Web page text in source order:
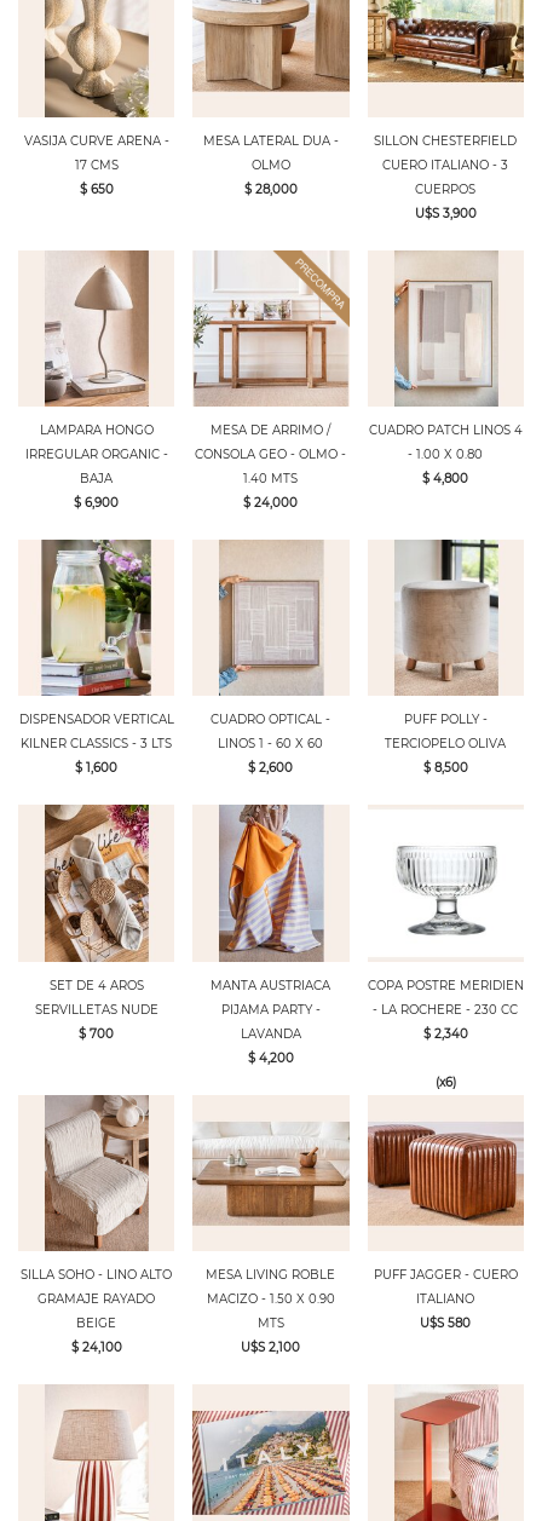
VASIJA CURVE ARENA -
17 CMS
$ 650
MESA LATERAL DUA -
OLMO
$ 28,000
SILLON CHESTERFIELD
CUERO ITALIANO - 3
CUERPOS
U$S 3,900
LAMPARA HONGO
IRREGULAR ORGANIC -
BAJA
$ 6,900
MESA DE ARRIMO /
CONSOLA GEO - OLMO -
1.40 MTS
$ 24,000
CUADRO PATCH LINOS 4
- 1.00 X 0.80
$ 4,800
DISPENSADOR VERTICAL
KILNER CLASSICS - 3 LTS
$ 1,600
CUADRO OPTICAL -
LINOS 1 - 60 X 60
$ 2,600
PUFF POLLY -
TERCIOPELO OLIVA
$ 8,500
SET DE 4 AROS
SERVILLETAS NUDE
$ 700
MANTA AUSTRIACA
PIJAMA PARTY -
LAVANDA
$ 4,200
COPA POSTRE MERIDIEN
- LA ROCHERE - 230 CC
$ 2,340
(x6)
SILLA SOHO - LINO ALTO
GRAMAJE RAYADO
BEIGE
$ 24,100
MESA LIVING ROBLE
MACIZO - 1.50 X 0.90
MTS
U$S 2,100
PUFF JAGGER - CUERO
ITALIANO
U$S 580